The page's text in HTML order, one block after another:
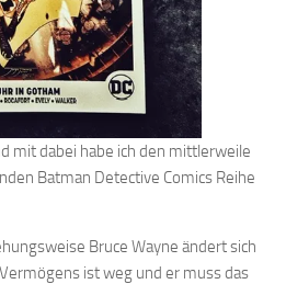
mit dabei habe ich den mittlerweile
Batman Detective Comics Reihe
Bruce Wayne ändert sich
ist weg und er muss das